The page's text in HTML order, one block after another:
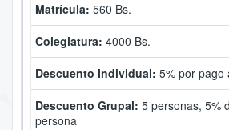
Matrícula: 560 Bs.
Colegiatura: 4000 Bs.
Descuento Individual: 5% por pago
Descuento Grupal: 5 personas, 5%
persona